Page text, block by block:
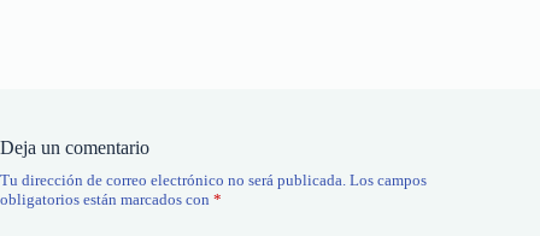
Deja un comentario
Tu dirección de correo electrónico no será publicada. Los campos
obligatorios están marcados con *